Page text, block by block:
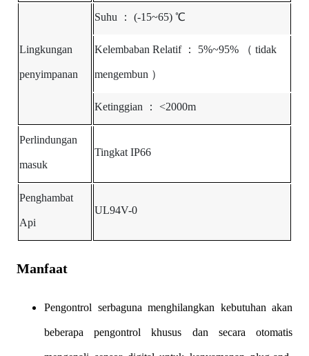
Lingkungan
penyimpanan
Suhu ： (-15~65) ℃
Kelembaban Relatif ： 5%~95% （ tidak
mengembun ）
Ketinggian ： <2000m
Perlindungan
masuk
Tingkat IP66
Penghambat
Api
UL94V-0
Manfaat
Pengontrol serbaguna menghilangkan kebutuhan akan
beberapa pengontrol khusus dan secara otomatis